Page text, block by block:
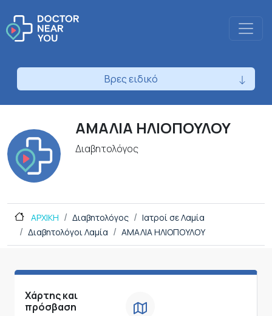
Βρες ειδικό
ΑΜΑΛΙΑ ΗΛΙΟΠΟΥΛΟΥ
Διαβητολόγος
ΑΡΧΙΚΗ Διαβητολόγος
Ιατροί σε Λαμία
Διαβητολόγοι Λαμία
ΑΜΑΛΙΑ ΗΛΙΟΠΟΥΛΟΥ
Χάρτης και
πρόσβαση